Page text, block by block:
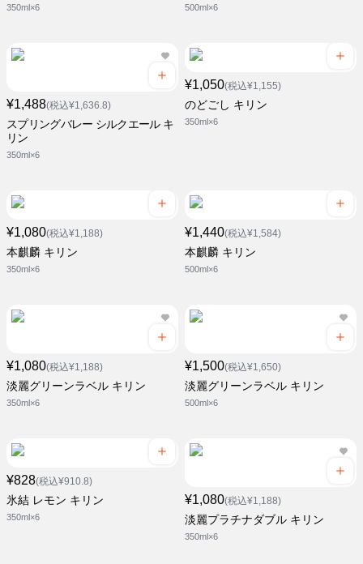
350ml×6 500ml×6
¥1,488(税込¥1,636.8)
スプリングバレー シルクエール キ
リン
350ml×6
¥1,050(税込¥1,155)
のどごし キリン
350ml×6
¥1,080(税込¥1,188)
本麒麟 キリン
350ml×6
¥1,440(税込¥1,584)
本麒麟 キリン
500ml×6
¥1,080(税込¥1,188)
淡麗グリーンラベル キリン
350ml×6
¥1,500(税込¥1,650)
淡麗グリーンラベル キリン
500ml×6
¥828(税込¥910.8)
氷結 レモン キリン
350ml×6
¥1,080(税込¥1,188)
淡麗プラチナダブル キリン
350ml×6